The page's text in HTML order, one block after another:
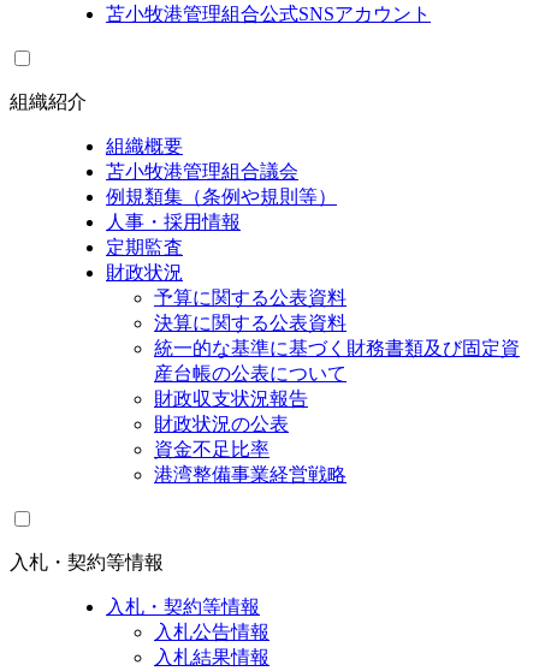
苫小牧港管理組合公式SNSアカウント
組織紹介
組織概要
苫小牧港管理組合議会
例規類集（条例や規則等）
人事・採用情報
定期監査
財政状況
予算に関する公表資料
決算に関する公表資料
統一的な基準に基づく財務書類及び固定資
産台帳の公表について
財政収支状況報告
財政状況の公表
資金不足比率
港湾整備事業経営戦略
入札・契約等情報
入札・契約等情報
入札公告情報
入札結果情報